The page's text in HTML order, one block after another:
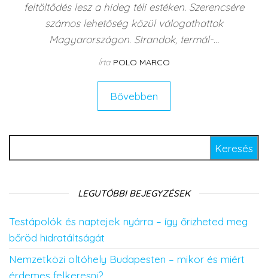
feltöltődés lesz a hideg téli estéken. Szerencsére
számos lehetőség közül válogathattok
Magyarországon. Strandok, termál-…
Írta POLO MARCO
Bővebben
LEGUTÓBBI BEJEGYZÉSEK
Testápolók és naptejek nyárra – így őrizheted meg
bőröd hidratáltságát
Nemzetközi oltóhely Budapesten – mikor és miért
érdemes felkeresni?